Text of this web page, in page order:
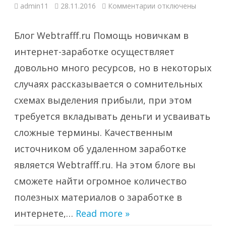
admin11 28.11.2016 Комментарии к
Блог
о
заработке
в
отключены
Блог Webtrafff.ru Помощь новичкам в
интернет-заработке осуществляет
довольно много ресурсов, но в некоторых
случаях рассказывается о сомнительных
схемах выделения прибыли, при этом
требуется вкладывать деньги и усваивать
сложные термины. Качественным
источником об удаленном заработке
является Webtrafff.ru. На этом блоге вы
сможете найти огромное количество
полезных материалов о заработке в
интернете,… Read more »